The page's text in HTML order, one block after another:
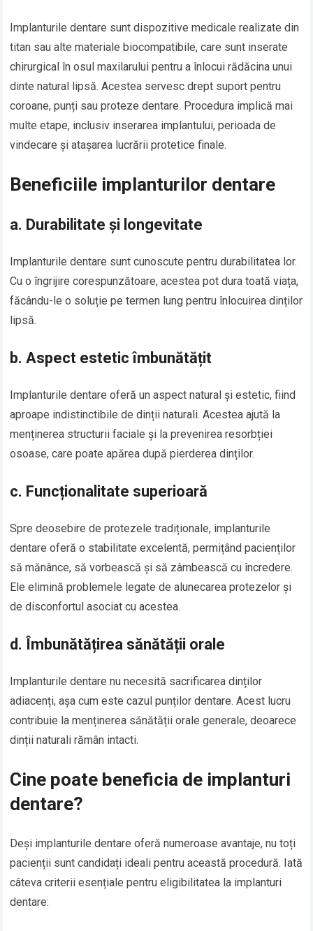
Implanturile dentare sunt dispozitive medicale realizate din
titan sau alte materiale biocompatibile, care sunt inserate
chirurgical în osul maxilarului pentru a înlocui rădăcina unui
dinte natural lipsă. Acestea servesc drept suport pentru
coroane, punți sau proteze dentare. Procedura implică mai
multe etape, inclusiv inserarea implantului, perioada de
vindecare și atașarea lucrării protetice finale.
Beneficiile implanturilor dentare
a. Durabilitate și longevitate
Implanturile dentare sunt cunoscute pentru durabilitatea lor.
Cu o îngrijire corespunzătoare, acestea pot dura toată viața,
făcându-le o soluție pe termen lung pentru înlocuirea dinților
lipsă.
b.Aspect estetic îmbunătățit
Implanturile dentare oferă un aspect natural și estetic, fiind
aproape indistinctibile de dinții naturali. Acestea ajută la
menținerea structurii faciale și la prevenirea resorbției
osoase, care poate apărea după pierderea dinților.
c. Funcționalitate superioară
Spre deosebire de protezele tradiționale, implanturile
dentare oferă o stabilitate excelentă, permițând pacienților
să mănânce, să vorbească și să zâmbească cu încredere.
Ele elimină problemele legate de alunecarea protezelor și
de disconfortul asociat cu acestea.
d. Îmbunătățirea sănătății orale
Implanturile dentare nu necesită sacrificarea dinților
adiacenți, așa cum este cazul punților dentare. Acest lucru
contribuie la menținerea sănătății orale generale, deoarece
dinții naturali rămân intacti.
Cine poate beneficia de implanturi
dentare?
Deși implanturile dentare oferă numeroase avantaje, nu toți
pacienții sunt candidați ideali pentru această procedură. Iată
câteva criterii esențiale pentru eligibilitatea la implanturi
dentare: